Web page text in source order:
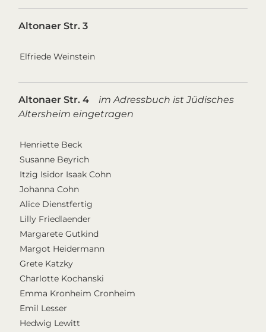
Altonaer Str. 3
Elfriede Weinstein
Altonaer Str. 4
im Adressbuch ist Jüdisches
Altersheim eingetragen
Henriette Beck
Susanne Beyrich
Itzig Isidor Isaak Cohn
Johanna Cohn
Alice Dienstfertig
Lilly Friedlaender
Margarete Gutkind
Margot Heidermann
Grete Katzky
Charlotte Kochanski
Emma Kronheim Cronheim
Emil Lesser
Hedwig Lewitt